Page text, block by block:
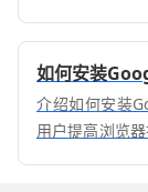
如何安装
介绍如何安装
用户提高浏览